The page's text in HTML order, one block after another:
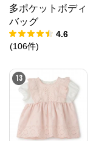
多ポケットボディ
バッグ
4.6
(106件)
13